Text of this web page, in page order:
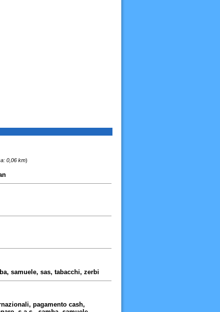
0,06 km)
samuele, sas, tabacchi, zerbi
pagamento cash,